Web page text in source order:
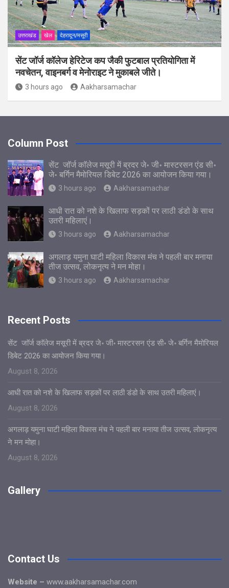
उत्तराखंड खेल देहरादून/मसूरी
सेंट जॉर्ज कॉलेज हेरिटेज कप जैकी फुटबाल प्रतियोगिता में
नवचेतन, वाइनबर्ग व मेनोराइट ने मुकाबले जीते।
3 hours ago Aakharsamachar
Column Post
सेंट जाॅर्ज काॅलेज मसूरी में ब्रदर जे॰ जी॰ मास्टरसन एंड सी॰
जे॰ बर्गिन मैमोरियल डिबेट 2026 का आयोजन किया गया।
3 hours ago Aakharsamachar
आधी रात को नशे के खिलाफ सड़कों पर लाठी डंडो के साथ
उतरी महिलाएं।
3 hours ago Aakharsamachar
अगलाड़ यमुना घाटी महिला विकास मंच ने पहली बार मनाया
तीज उत्सव, लोकनृत्य ने मन मोहा।
3 hours ago Aakharsamachar
Recent Posts
सेंट जाॅर्ज काॅलेज मसूरी में ब्रदर जे॰ जी॰ मास्टरसन एंड सी॰ जे॰ बर्गिन मैमोरियल
डिबेट 2026 का आयोजन किया गया।
August 8, 2026
आधी रात को नशे के खिलाफ सड़कों पर लाठी डंडो के साथ उतरी महिलाएं।
August 8, 2026
अगलाड़ यमुना घाटी महिला विकास मंच ने पहली बार मनाया तीज उत्सव, लोकनृत्य
ने मन मोहा।
August 8, 2026
Gallery
Contact Us
Website – www.aakharsamachar.com